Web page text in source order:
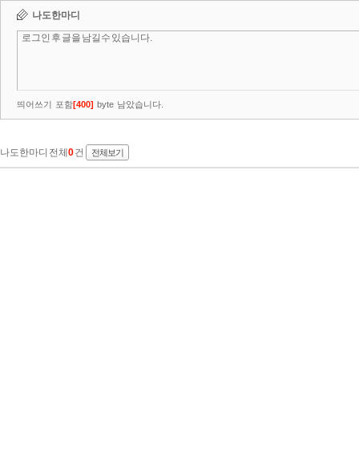
나도한마디
띄어쓰기 포함[400] byte 남았습니다.
나도한마디 전체 0건 전체보기